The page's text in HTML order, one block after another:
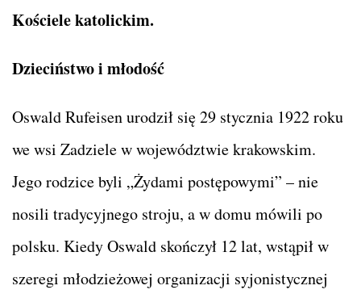
Kościele katolickim.
Dzieciństwo i młodość
Oswald Rufeisen urodził się 29 stycznia 1922 roku
we wsi Zadziele w województwie krakowskim.
Jego rodzice byli „Żydami postępowymi” – nie
nosili tradycyjnego stroju, a w domu mówili po
polsku. Kiedy Oswald skończył 12 lat, wstąpił w
szeregi młodzieżowej organizacji syjonistycznej